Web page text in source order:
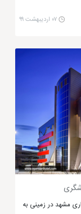
۰۷ اردیبهشت ۹۹
مشهد در زمینی به